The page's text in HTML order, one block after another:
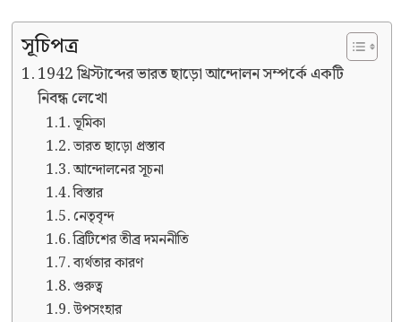
সূচিপত্র
1942 খ্রিস্টাব্দের ভারত ছাড়ো আন্দোলন সম্পর্কে একটি
নিবন্ধ লেখো
ভূমিকা
ভারত ছাড়ো প্রস্তাব
আন্দোলনের সূচনা
বিস্তার
নেতৃবৃন্দ
ব্রিটিশের তীব্র দমননীতি
ব্যর্থতার কারণ
গুরুত্ব
উপসংহার